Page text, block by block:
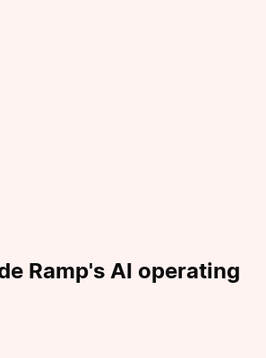
Ramp's AI operating